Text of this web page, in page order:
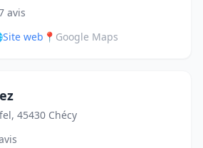
avis
Site web 📍 Google Maps
45430 Chécy